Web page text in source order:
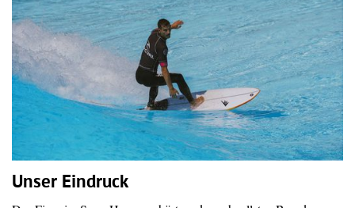
Unser Eindruck